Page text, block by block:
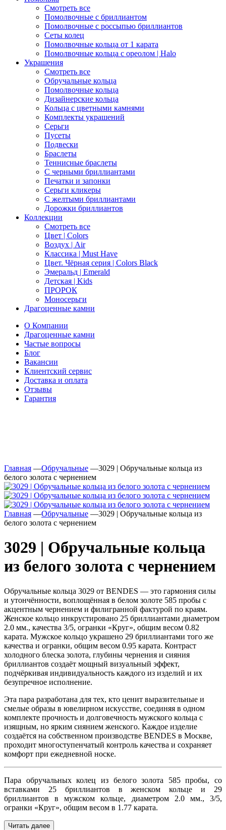
Смотреть все
Помолвочные с бриллиантом
Помолвочные с россыпью бриллиантов
Сеты колец
Помолвочные кольца от 1 карата
Помолвочные кольца с ореолом | Halo
Украшения
Смотреть все
Обручальные кольца
Помолвочные кольца
Дизайнерские кольца
Кольца с цветными камнями
Комплекты украшений
Серьги
Пусеты
Подвески
Браслеты
Теннисные браслеты
C черными бриллиантами
Печатки и запонки
Серьги кликеры
С желтыми бриллиантами
Дорожки бриллиантов
Коллекции
Смотреть все
Цвет | Colors
Воздух | Air
Классика | Must Have
Цвет. Чёрная серия | Colors Black
Эмеральд | Emerald
Детская | Kids
ПРОРОК
Моносерьги
Драгоценные камни
О Компании
Драгоценные камни
Частые вопросы
Блог
Вакансии
Клиентский сервис
Доставка и оплата
Отзывы
Гарантия
Главная —Обручальные —3029 | Обручальные кольца из
белого золота с чернением
Главная —Обручальные —3029 | Обручальные кольца из
белого золота с чернением
3029 | Обручальные кольца
из белого золота с чернением
Обручальные кольца 3029 от BENDES — это гармония силы
и утончённости, воплощённая в белом золоте 585 пробы с
акцентным чернением и филигранной фактурой по краям.
Женское кольцо инкрустировано 25 бриллиантами диаметром
2.0 мм., качества 3/5, огранки «Круг», общим весом 0.82
карата. Мужское кольцо украшено 29 бриллиантами того же
качества и огранки, общим весом 0.95 карата. Контраст
холодного блеска золота, глубины чернения и сияния
бриллиантов создаёт мощный визуальный эффект,
подчёркивая индивидуальность каждого из изделий и их
безупречное исполнение.
Эта пара разработана для тех, кто ценит выразительные и
смелые образы в ювелирном искусстве, соединяя в одном
комплекте прочность и долговечность мужского кольца с
изящным, но ярким сиянием женского. Каждое изделие
создаётся на собственном производстве BENDES в Москве,
проходит многоступенчатый контроль качества и сохраняет
комфорт при ежедневной носке.
Пара обручальных колец из белого золота 585 пробы, со
вставками 25 бриллиантов в женском кольце и 29
бриллиантов в мужском кольце, диаметром 2.0 мм., 3/5,
огранки «Круг», общим весом в 1.77 карата.
Читать далее